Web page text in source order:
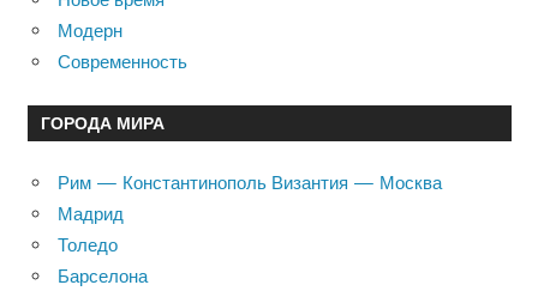
Модерн
Современность
ГОРОДА МИРА
Рим — Константинополь Византия — Москва
Мадрид
Толедо
Барселона